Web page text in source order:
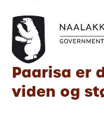
Paarisa er
viden og